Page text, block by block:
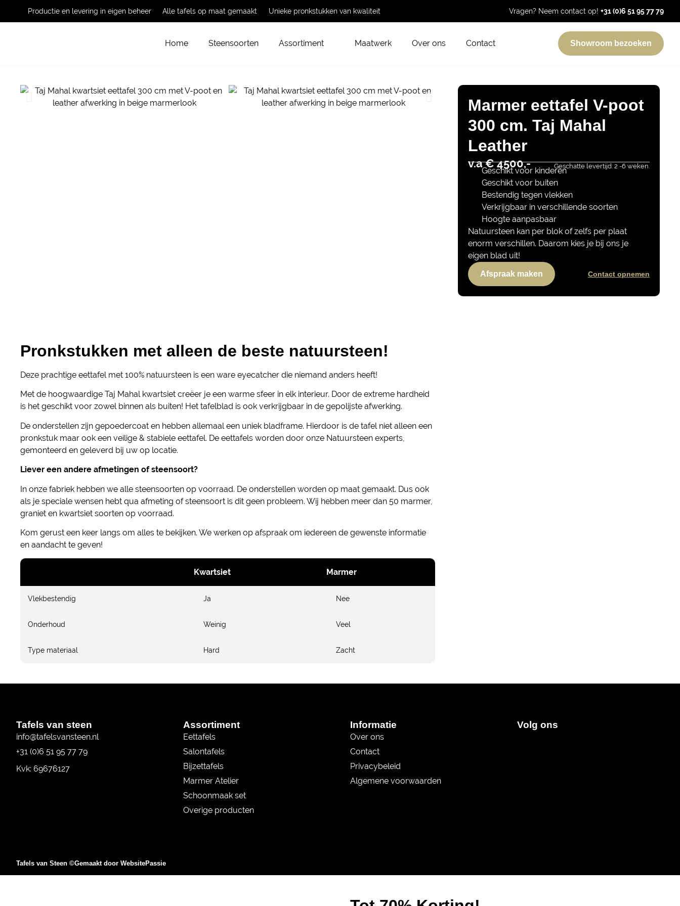
Productie en levering in eigen beheer Alle tafels op maat gemaakt Unieke pronkstukken van kwaliteit Vragen? Neem contact op! +31 (0)6 51 95 77 79
Home Steensoorten Assortiment Maatwerk Over ons Contact Showroom bezoeken
Marmer eettafel V-poot
300 cm. Taj Mahal
Leather
v.a € 4500,- Geschatte levertijd: 2 -6 weken.
Geschikt voor kinderen
Geschikt voor buiten
Bestendig tegen vlekken
Verkrijgbaar in verschillende soorten
Hoogte aanpasbaar
Natuursteen kan per blok of zelfs per plaat
enorm verschillen. Daarom kies je bij ons je
eigen blad uit!
Afspraak maken Contact opnemen
Pronkstukken met alleen de beste natuursteen!
Deze prachtige eettafel met 100% natuursteen is een ware eyecatcher die niemand anders heeft!
Met de hoogwaardige Taj Mahal kwartsiet creëer je een warme sfeer in elk interieur. Door de extreme hardheid
is het geschikt voor zowel binnen als buiten! Het tafelblad is ook verkrijgbaar in de gepolijste afwerking.
De onderstellen zijn gepoedercoat en hebben allemaal een uniek bladframe. Hierdoor is de tafel niet alleen een
pronkstuk maar ook een veilige & stabiele eettafel. De eettafels worden door onze Natuursteen experts,
gemonteerd en geleverd bij uw op locatie.
Liever een andere afmetingen of steensoort?
In onze fabriek hebben we alle steensoorten op voorraad. De onderstellen worden op maat gemaakt. Dus ook
als je speciale wensen hebt qua afmeting of steensoort is dit geen probleem. Wij hebben meer dan 50 marmer,
graniet en kwartsiet soorten op voorraad.
Kom gerust een keer langs om alles te bekijken. We werken op afspraak om iedereen de gewenste informatie
en aandacht te geven!
Kwartsiet Marmer
Vlekbestendig Ja Nee
Onderhoud Weinig Veel
Type materiaal Hard Zacht
Tafels van steen
info@tafelsvansteen.nl
+31 (0)6 51 95 77 79
Kvk: 69676127
Assortiment
Eettafels
Salontafels
Bijzettafels
Marmer Atelier
Schoonmaak set
Overige producten
Informatie
Over ons
Contact
Privacybeleid
Algemene voorwaarden
Volg ons
Tafels van Steen ©Gemaakt door WebsitePassie